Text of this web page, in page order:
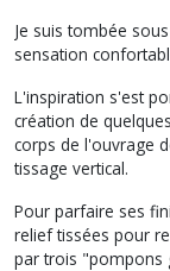
Je suis tombée
sensation
L'inspiration s'est
création de
corps de l'ouvrage
tissage vertical.
Pour parfaire ses
relief tissées pour
par trois "pompons